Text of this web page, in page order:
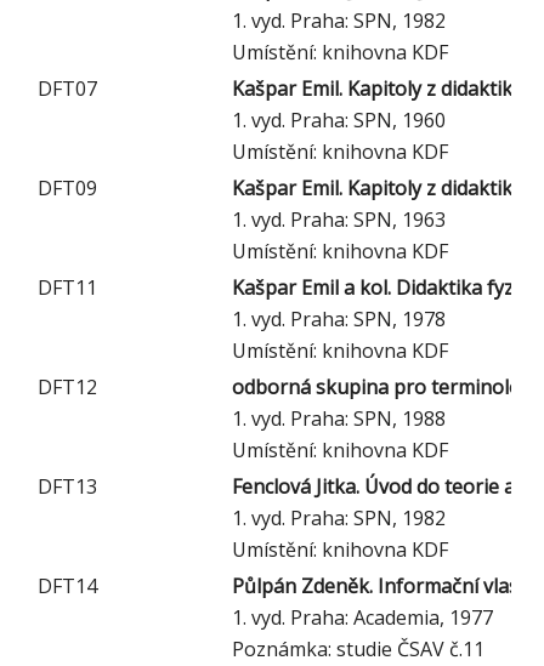
1. vyd. Praha: SPN, 1982
Umístění: knihovna KDF
DFT07
Kašpar Emil. Kapitoly z didaktiky
1. vyd. Praha: SPN, 1960
Umístění: knihovna KDF
DFT09
Kašpar Emil. Kapitoly z didaktiky
1. vyd. Praha: SPN, 1963
Umístění: knihovna KDF
DFT11
Kašpar Emil a kol. Didaktika
1. vyd. Praha: SPN, 1978
Umístění: knihovna KDF
DFT12
odborná skupina pro terminologii
1. vyd. Praha: SPN, 1988
Umístění: knihovna KDF
DFT13
Fenclová Jitka. Úvod do teorie a
1. vyd. Praha: SPN, 1982
Umístění: knihovna KDF
DFT14
Půlpán Zdeněk. Informační
1. vyd. Praha: Academia, 1977
Poznámka: studie ČSAV č.11